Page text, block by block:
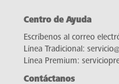
Centro de Ayuda
Escríbenos al correo
Línea Tradicional:
Línea Premium:
Contáctanos